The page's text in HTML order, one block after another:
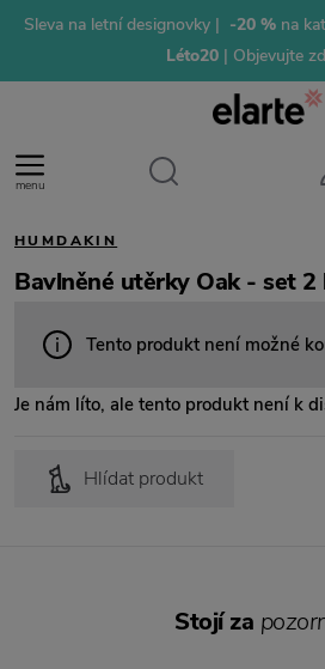
Sleva na letní designovky | -20 % na
Léto20 | Objevujte
menu
HUMDAKIN
Bavlněné utěrky Oak - set 2
Tento produkt není možné
Je nám líto, ale tento produkt není k
Hlídat produkt
Stojí za